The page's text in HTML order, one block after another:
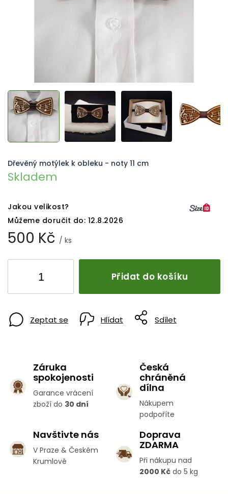
500 Kč / ks
Skladem
Jakou velikost?
Můžeme doručit do: 12.8.2026
Přidat do košíku
Dřevěný motýlek k obleku - noty 11 cm
Zeptat se Hlídat Sdílet
Záruka
spokojenosti
Garance vrácení
zboží do 30 dní
Česká
chráněná
dílna
Nákupem
podpoříte
Navštivte nás
V Praze & Českém
Krumlově
Doprava
ZDARMA
Při nákupu nad
2000 Kč do 5 kg